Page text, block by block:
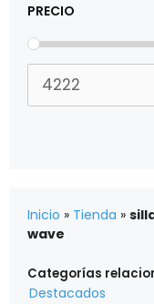
PRECIO
Inicio » Tienda »
wave
Categorías
Destacados